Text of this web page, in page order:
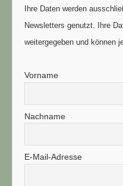
Ihre Daten werden
Newsletters genutzt. Ihre
weitergegeben und können
Vorname
Nachname
E-Mail-Adresse